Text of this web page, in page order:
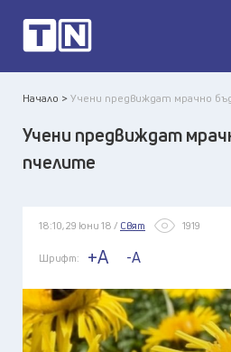
Начало >Учени предвиждат мрачно
Учени предвиждат
пчелите
18:10, 29 юни 18 / Свят 1919
Шрифт: +A -A